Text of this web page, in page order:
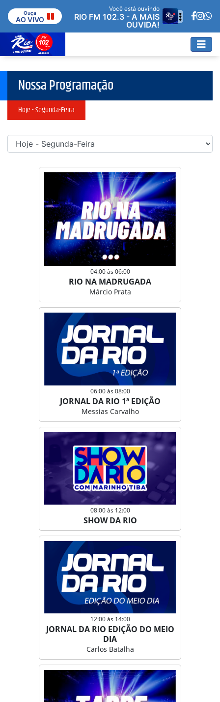
Ouça
AO VIVO
Você está ouvindo
RIO FM 102.3 - A MAIS
OUVIDA!
Nossa Programação
Hoje - Segunda-Feira
04:00 às 06:00
RIO NA MADRUGADA
Márcio Prata
06:00 às 08:00
JORNAL DA RIO 1ª EDIÇÃO
Messias Carvalho
08:00 às 12:00
SHOW DA RIO
12:00 às 14:00
JORNAL DA RIO EDIÇÃO DO MEIO
DIA
Carlos Batalha